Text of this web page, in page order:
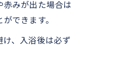
赤みが出た場合は
できます。
、入浴後は必ず